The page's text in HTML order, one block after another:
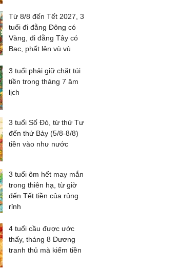
Từ 8/8 đến Tết 2027, 3
tuổi đi đằng Đông có
Vàng, đi đằng Tây có
Bạc, phất lên vù vù
3 tuổi phải giữ chặt túi
tiền trong tháng 7 âm
lịch
3 tuổi Số Đỏ, từ thứ Tư
đến thứ Bảy (5/8-8/8)
tiền vào như nước
3 tuổi ôm hết may mắn
trong thiên hạ, từ giờ
đến Tết tiền của rủng
rỉnh
4 tuổi cầu được ước
thấy, tháng 8 Dương
tranh thủ mà kiếm tiền